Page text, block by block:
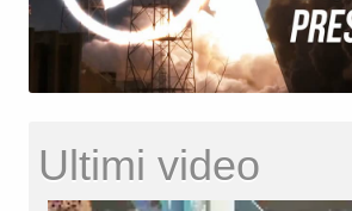
Ultimi video